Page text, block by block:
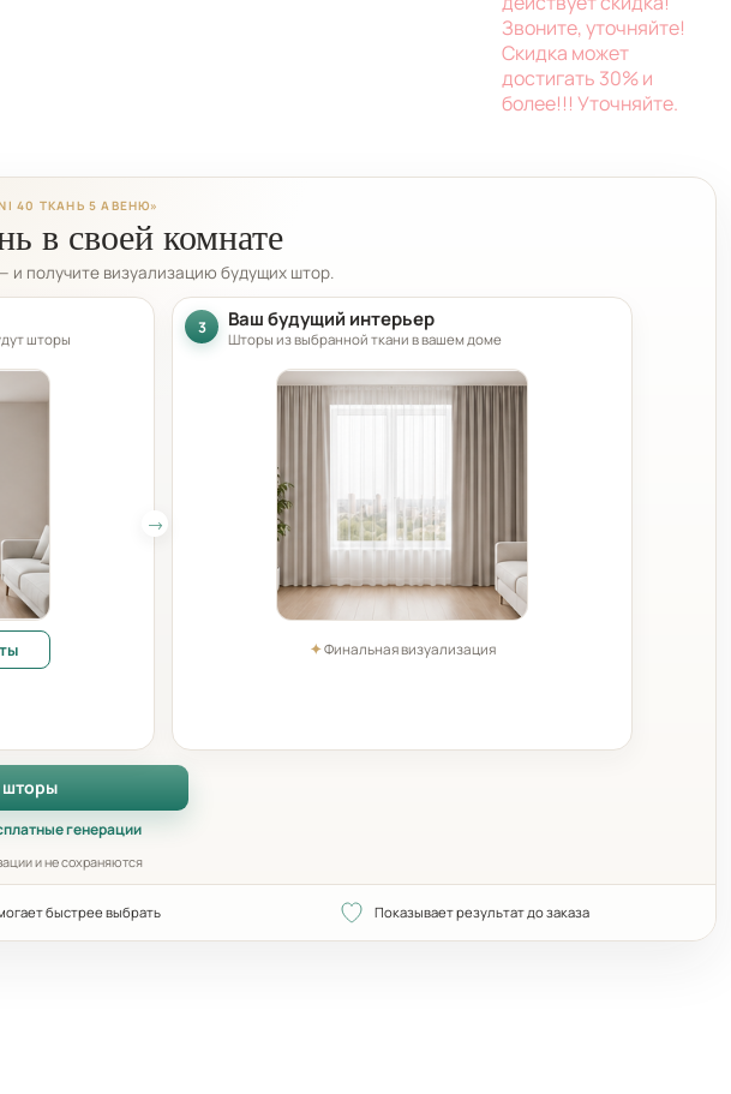
Звоните, уточняйте!
Скидка может
достигать 30% и
более!!! Уточняйте.
40 ТКАНЬ 5 АВЕНЮ»
в своей комнате
и получите визуализацию будущих штор.
шторы
3 Ваш будущий интерьер
Шторы из выбранной ткани в вашем доме
✦Финальная визуализация
шторы
генерации
и не сохраняются
быстрее выбрать Показывает результат до заказа